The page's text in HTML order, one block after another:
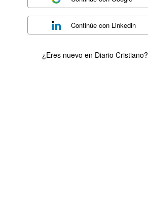
Continúe con Linkedin
¿Eres nuevo en Diario Cristiano?